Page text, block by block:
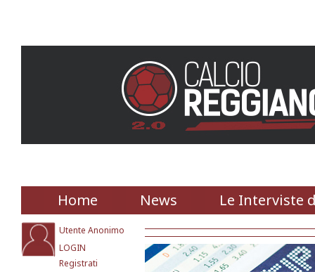
Home News Le Interviste
Utente Anonimo
LOGIN
Registrati